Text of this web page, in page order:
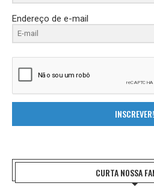
Endereço de e-mail
INSCREVER!
CURTA NOSSA